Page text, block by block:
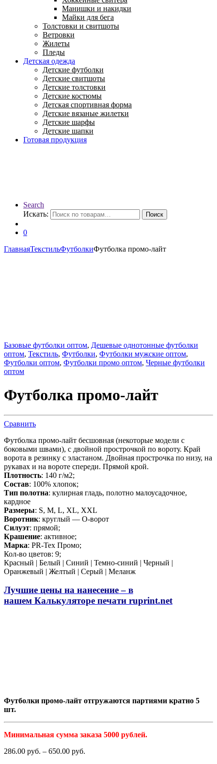
Манишки и накидки
Майки для бега
Толстовки и свитшоты
Ветровки
Жилеты
Пледы
Детская одежда
Детские футболки
Детские свитшоты
Детские толстовки
Детские костюмы
Детская спортивная форма
Детские вязаные жилетки
Детские шарфы
Детские шапки
Готовая продукция
Search
Искать:
Поиск
0
ГлавнаяТекстильФутболкиФутболка промо-лайт
Базовые футболки оптом, Дешевые однотонные футболки
оптом, Текстиль, Футболки, Футболки мужские оптом,
Футболки оптом, Футболки промо оптом, Черные футболки
оптом
Футболка промо-лайт
Сравнить
Футболка промо-лайт бесшовная (некоторые модели с
боковыми швами), с двойной прострочкой по вороту. Край
ворота в резинку с эластаном. Двойная прострочка по низу, на
рукавах и на вороте спереди. Прямой крой.
Плотность: 140 г/м2;
Состав: 100% хлопок;
Тип полотна: кулирная гладь, полотно малоусадочное,
кардное
Размеры: S, M, L, XL, XXL
Воротник: круглый — О-ворот
Силуэт: прямой;
Крашение: активное;
Марка: PR-Tex Промо;
Кол-во цветов: 9;
Красный | Белый | Синий | Темно-синий | Черный |
Оранжевый | Желтый | Серый | Меланж
Лучшие цены на нанесение – в
нашем Калькуляторе печати ruprint.net
Футболки промо-лайт отгружаются партиями кратно 5
шт.
Минимальная сумма заказа 5000 рублей.
286.00 руб. – 650.00 руб.